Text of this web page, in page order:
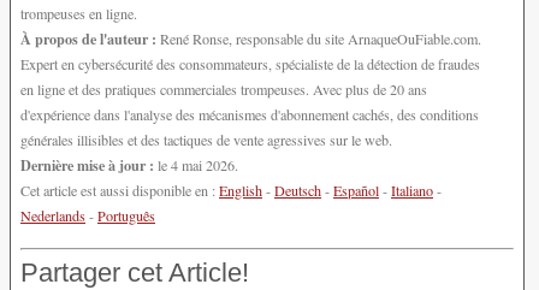
trompeuses en ligne.
À propos de l'auteur : René Ronse, responsable du site ArnaqueOuFiable.com.
Expert en cybersécurité des consommateurs, spécialiste de la détection de fraudes
en ligne et des pratiques commerciales trompeuses. Avec plus de 20 ans
d'expérience dans l'analyse des mécanismes d'abonnement cachés, des conditions
générales illisibles et des tactiques de vente agressives sur le web.
Dernière mise à jour : le 4 mai 2026.
Cet article est aussi disponible en :English-Deutsch-Español-Italiano-
Nederlands-Português
Partager cet Article!